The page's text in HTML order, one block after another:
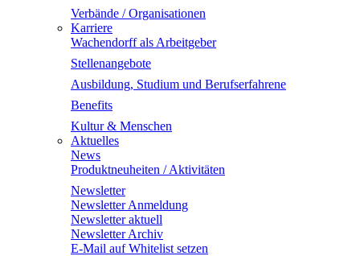
Verbände / Organisationen
Karriere
Wachendorff als Arbeitgeber
Stellenangebote
Ausbildung, Studium und Berufserfahrene
Benefits
Kultur & Menschen
Aktuelles
News
Produktneuheiten / Aktivitäten
Newsletter
Newsletter Anmeldung
Newsletter aktuell
Newsletter Archiv
E-Mail auf Whitelist setzen